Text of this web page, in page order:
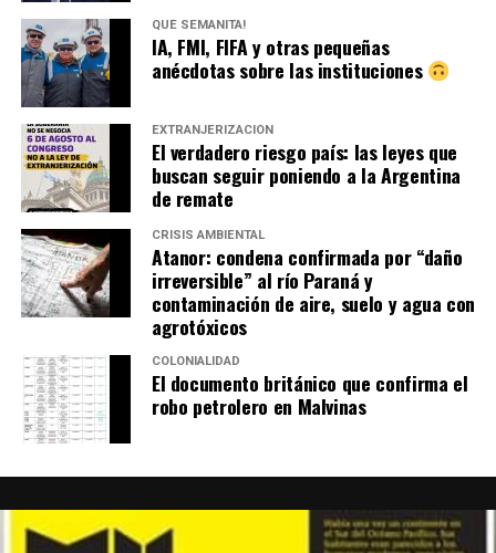
QUÉ SEMANITA!
IA, FMI, FIFA y otras pequeñas
anécdotas sobre las instituciones
EXTRANJERIZACIÓN
El verdadero riesgo país: las leyes que
buscan seguir poniendo a la Argentina
de remate
CRISIS AMBIENTAL
Atanor: condena confirmada por “daño
irreversible” al río Paraná y
contaminación de aire, suelo y agua con
agrotóxicos
COLONIALIDAD
El documento británico que confirma el
robo petrolero en Malvinas